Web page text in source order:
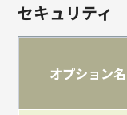
セキュリティ
オプション名